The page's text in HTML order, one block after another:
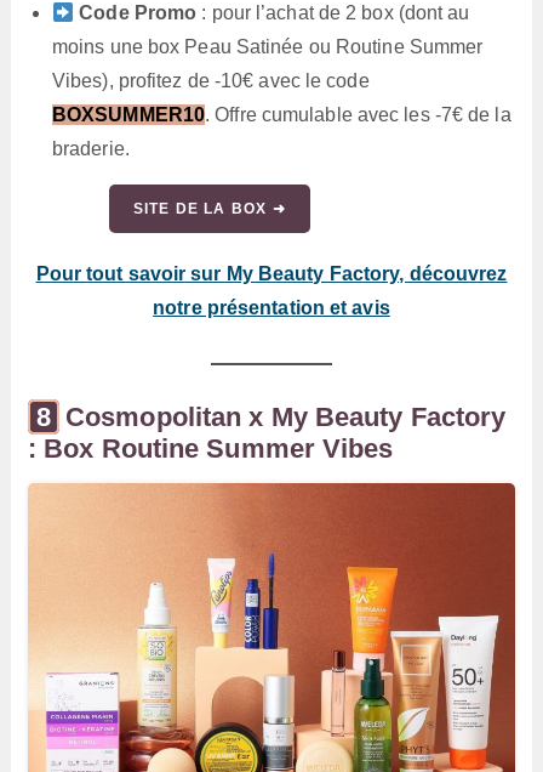
Code Promo : pour l’achat de 2 box (dont au
moins une box Peau Satinée ou Routine Summer
Vibes), profitez de -10€ avec le code
BOXSUMMER10. Offre cumulable avec les -7€ de la
braderie.
SITE DE LA BOX ➜
Pour tout savoir sur My Beauty Factory, découvrez
notre présentation et avis
Cosmopolitan x My Beauty Factory
: Box Routine Summer Vibes